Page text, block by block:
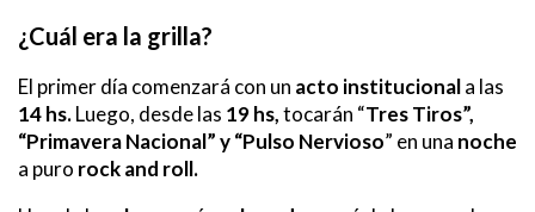
¿Cuál era la grilla?
El primer día comenzará con un acto institucionala las
14 hs.Luego, desde las 19 hs,tocarán “Tres Tiros”,
“Primavera Nacional” y “Pulso Nervioso” en una noche
a puro rock and roll.